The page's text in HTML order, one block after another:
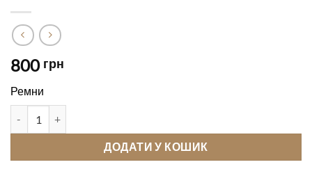
800 грн
Ремни
ДОДАТИ У КОШИК